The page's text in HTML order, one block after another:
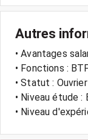
Autres
• Avantages
• Fonctions :
• Statut :
• Niveau étude
• Niveau